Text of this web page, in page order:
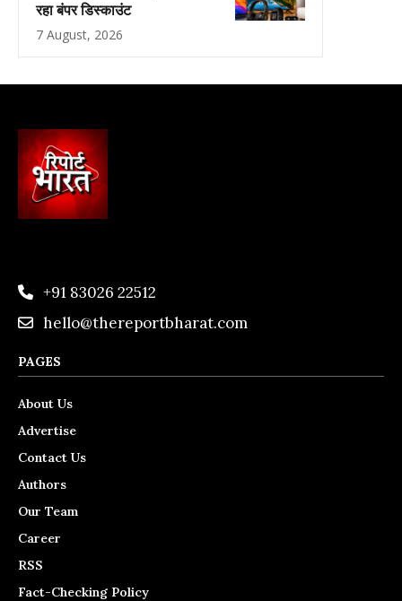
रहा बंपर डिस्काउंट
7 August, 2026
+91 83026 22512
hello@thereportbharat.com
PAGES
About Us
Advertise
Contact Us
Authors
Our Team
Career
RSS
Fact-Checking Policy